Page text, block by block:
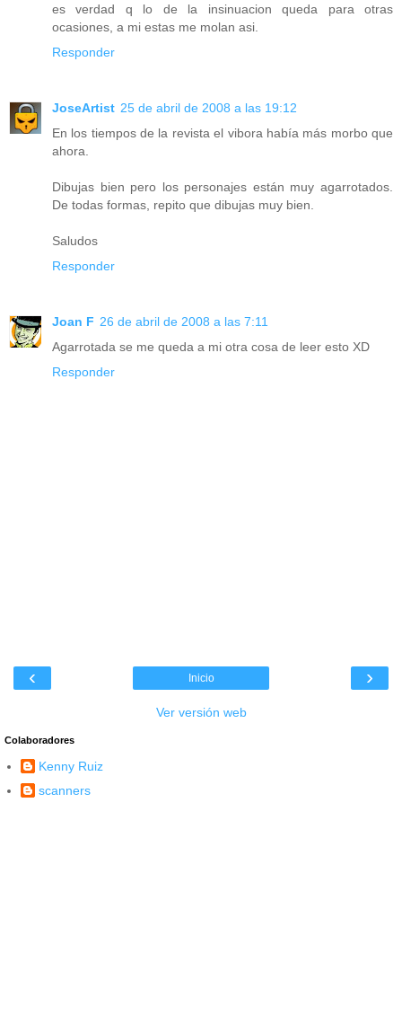
es verdad q lo de la insinuacion queda para otras
ocasiones, a mi estas me molan asi.
Responder
JoseArtist 25 de abril de 2008 a las 19:12
En los tiempos de la revista el vibora había más morbo que
ahora.
Dibujas bien pero los personajes están muy agarrotados.
De todas formas, repito que dibujas muy bien.
Saludos
Responder
Joan F 26 de abril de 2008 a las 7:11
Agarrotada se me queda a mi otra cosa de leer esto XD
Responder
‹ ›
Inicio
Ver versión web
Colaboradores
Kenny Ruiz
scanners